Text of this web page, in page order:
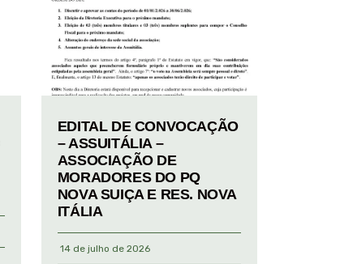
EDITAL DE CONVOCAÇÃO
– ASSUITÁLIA –
ASSOCIAÇÃO DE
MORADORES DO PQ
NOVA SUIÇA E RES. NOVA
ITÁLIA
14 de julho de 2026